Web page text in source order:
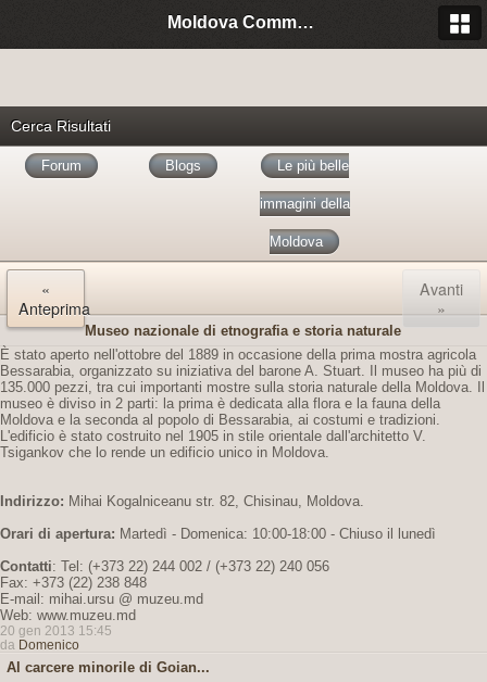
Moldova Community Italia
Cerca Risultati
Forum Blogs Le più belle
immagini della
Moldova
«
Anteprima
Avanti
»
Museo nazionale di etnografia e storia naturale
È stato aperto nell'ottobre del 1889 in occasione della prima mostra agricola
Bessarabia, organizzato su iniziativa del barone A. Stuart. Il museo ha più di
135.000 pezzi, tra cui importanti mostre sulla storia naturale della Moldova. Il
museo è diviso in 2 parti: la prima è dedicata alla flora e la fauna della
Moldova e la seconda al popolo di Bessarabia, ai costumi e tradizioni.
L'edificio è stato costruito nel 1905 in stile orientale dall'architetto V.
Tsigankov che lo rende un edificio unico in Moldova.
Indirizzo: Mihai Kogalniceanu str. 82, Chisinau, Moldova.
Orari di apertura: Martedì - Domenica: 10:00-18:00 - Chiuso il lunedì
Contatti: Tel: (+373 22) 244 002 / (+373 22) 240 056
Fax: +373 (22) 238 848
E-mail: mihai.ursu @ muzeu.md
Web: www.muzeu.md
20 gen 2013 15:45
da Domenico
Al carcere minorile di Goian...